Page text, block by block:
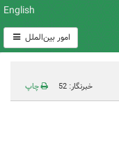
English
امور بین‌الملل
خبرنگار: 52 چاپ